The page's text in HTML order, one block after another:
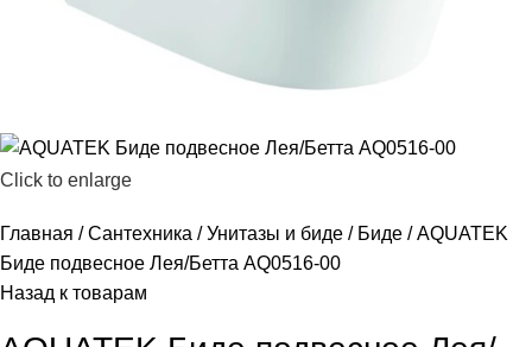
Click to enlarge
Главная Сантехника Унитазы и биде Биде
AQUATEK
Биде подвесное Лея/Бетта AQ0516-00
Назад к товарам